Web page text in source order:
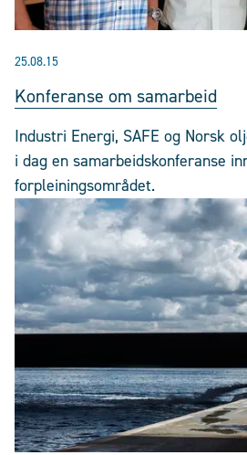
25.08.15
Konferanse om samarbeid
Industri Energi, SAFE og Norsk
i dag en samarbeidskonferanse
forpleiningsområdet.